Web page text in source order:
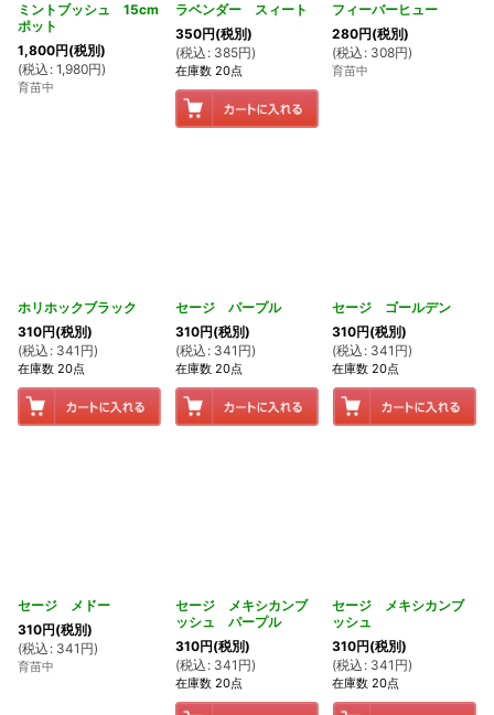
ミントブッシュ 15cm
ポット
1,800円(税別)
(税込 : 1,980円)
育苗中
ラベンダー スィート
350円(税別)
(税込 : 385円)
在庫数 20点
フィーバーヒュー
280円(税別)
(税込 : 308円)
育苗中
ホリホックブラック
310円(税別)
(税込 : 341 円)
在庫数 20点
セージ パープル
310円(税別)
(税込 : 341 円)
在庫数 20点
セージ ゴールデン
310円(税別)
(税込 : 341 円)
在庫数 20点
セージ メドー
310円(税別)
(税込 : 341 円)
育苗中
セージ メキシカンブ
ッシュ パープル
310円(税別)
(税込 : 341 円)
在庫数 20点
セージ メキシカンブ
ッシュ
310円(税別)
(税込 : 341 円)
在庫数 20点